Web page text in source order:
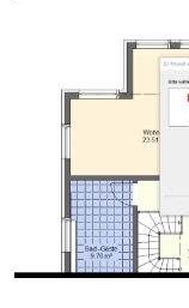
Heizung
Löcher
... in Decken
... in Wänden
Räume